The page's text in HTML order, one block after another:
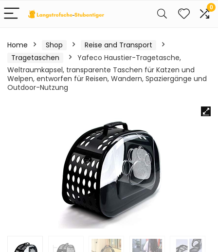
0
Home Shop
Reise and Transport
Tragetaschen
Yafeco Haustier-Tragetasche,
Weltraumkapsel, transparente Taschen für Katzen und
Welpen, entworfen für Reisen, Wandern, Spaziergänge und
Outdoor-Nutzung